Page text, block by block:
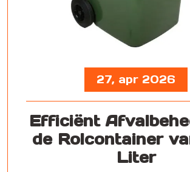
27, apr 2026
Efficiënt
de Rolcontainer
Liter